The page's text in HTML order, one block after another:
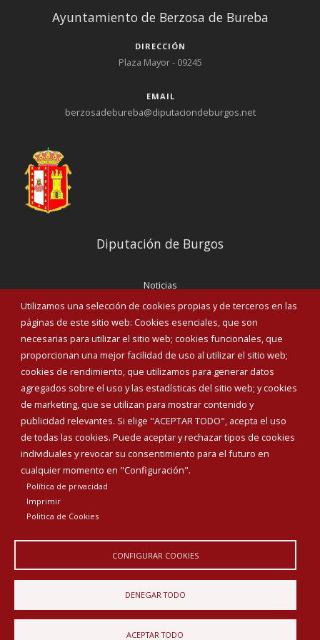
Utilizamos una selección de cookies propias y de terceros en las
páginas de este sitio web: Cookies esenciales, que son
necesarias para utilizar el sitio web; cookies funcionales, que
proporcionan una mejor facilidad de uso al utilizar el sitio web;
cookies de rendimiento, que utilizamos para generar datos
agregados sobre el uso y las estadísticas del sitio web; y cookies
de marketing, que se utilizan para mostrar contenido y
publicidad relevantes. Si elige "ACEPTAR TODO", acepta el uso
de todas las cookies. Puede aceptar y rechazar tipos de cookies
individuales y revocar su consentimiento para el futuro en
cualquier momento en "Configuración".
Política de privacidad
Imprimir
Politica de Cookies
CONFIGURAR COOKIES
DENEGAR TODO
ACEPTAR TODO
Ayuntamiento de Berzosa de Bureba
DIRECCIÓN
Plaza Mayor - 09245
EMAIL
berzosadebureba@diputaciondeburgos.net
Diputación de Burgos
Noticias
Eventos
Corporación Municipal
Teléfonos de interés
INICIAR SESIÓN
MAPA WEB
Diputación de Burgos